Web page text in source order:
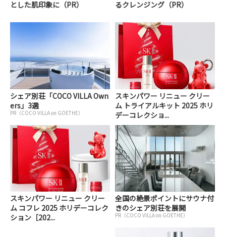
とした肌印象に（PR）
るクレンジング（PR）
シェア別荘「COCO VILLA Own
ers」3選
PR（COCO VILLA on GOETHE）
スキンパワー リニュー クリー
ム トライアルキット 2025 ホリ
デーコレクショ...
スキンパワー リニュー クリー
ム コフレ 2025 ホリデーコレク
ション［202...
全国の絶景ポイントにサウナ付
きのシェア別荘を展開
PR（COCO VILLA on GOETHE）